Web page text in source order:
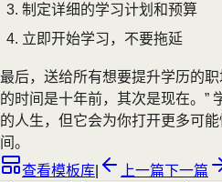
制定详细的学习计划和预算
立即开始学习，不要拖延
最后，送给所有想要提升学历的
的时间是十年前，其次是现在。”
的人生，但它会为你打开更多可
间。
查看模板库
上一篇下一篇